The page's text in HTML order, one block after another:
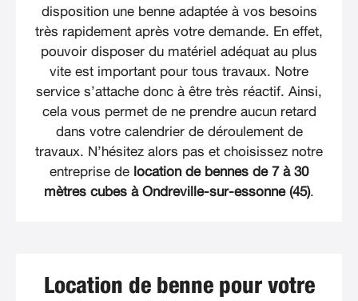
disposition une benne adaptée à vos besoins
très rapidement après votre demande. En effet,
pouvoir disposer du matériel adéquat au plus
vite est important pour tous travaux. Notre
service s’attache donc à être très réactif. Ainsi,
cela vous permet de ne prendre aucun retard
dans votre calendrier de déroulement de
travaux. N’hésitez alors pas et choisissez notre
entreprise de location de bennes de 7 à 30
mètres cubes à Ondreville-sur-essonne (45).
Location de benne pour votre